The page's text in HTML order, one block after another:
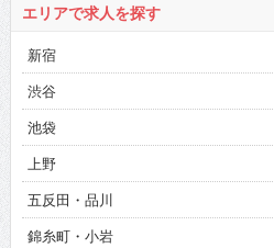
エリアで求人を探す
新宿
渋谷
池袋
上野
五反田・品川
錦糸町・小岩